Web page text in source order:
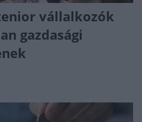
vállalkozók
gazdasági